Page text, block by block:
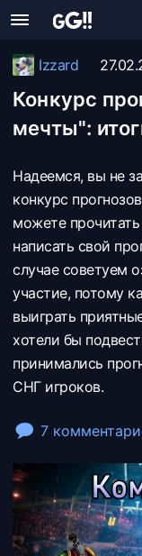
Izzard
Конкурс
мечты":
Надеемся, вы не
конкурс
можете
написать свой
случае советуем
участие, потому
выиграть
хотели бы
принимались
СНГ игроков.
7